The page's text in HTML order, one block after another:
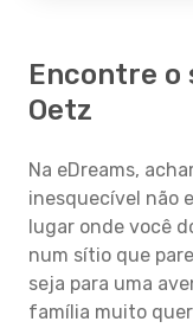
Encontre o
Oetz
Na eDreams,
inesquecível não
lugar onde você
num sítio que
seja para uma
família muito